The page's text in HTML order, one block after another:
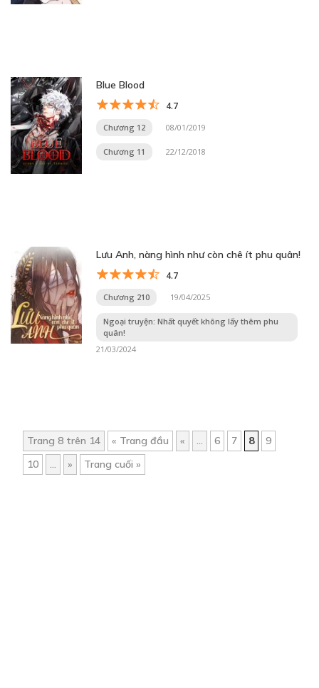
Blue Blood
4.7
Chương 12 08/01/2019
Chương 11 22/12/2018
Lưu Anh, nàng hình như còn chê ít phu quân!
4.7
Chương 210 19/04/2025
Ngoại truyện: Nhất quyết không lấy thêm phu
quân!
21/03/2024
Trang 8 trên 14 « Trang đầu « ... 6 7 8
9
10
... » Trang cuối »